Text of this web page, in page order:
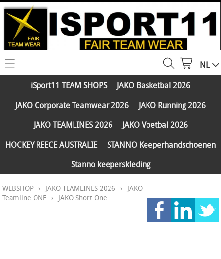
HOME
WEBSHOP
JAKO Running 2026
JAKO TEAMLINES 2026
PARTNERS
Klantengroepen
CONTACT
NL
iSport11 TEAM SHOPS
JAKO Basketbal 2026
JAKO Corporate Teamwear 2026
JAKO Running 2026
JAKO TEAMLINES 2026
JAKO Voetbal 2026
HOCKEY REECE AUSTRALIE
STANNO Keeperhandschoenen
Stanno keeperskleding
WEBSHOP › JAKO TEAMLINES 2026 › JAKO
Teamline ONE › JAKO Short One